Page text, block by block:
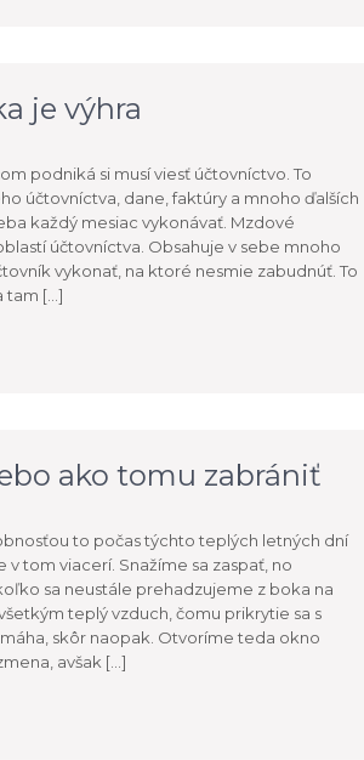
je výhra
podniká si musí viesť účtovníctvo. To
účtovníctva, dane, faktúry a mnoho ďalších
každý mesiac vykonávať. Mzdové
účtovníctva. Obsahuje v sebe mnoho
vykonať, na ktoré nesmie zabudnúť. To
tam […]
ako tomu zabrániť
to počas týchto teplých letných dní
v tom viacerí. Snažíme sa zaspať, no
sa neustále prehadzujeme z boka na
teplý vzduch, čomu prikrytie sa s
skôr naopak. Otvoríme teda okno
avšak […]